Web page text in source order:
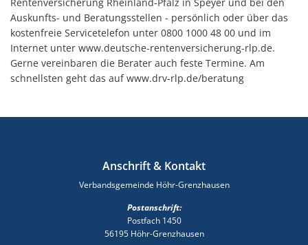
Auskunfts- und Beratungsstellen - persönlich oder über das
kostenfreie Servicetelefon unter 0800 1000 48 00 und im
Internet unter www.deutsche-rentenversicherung-rlp.de.
Gerne vereinbaren die Berater auch feste Termine. Am
schnellsten geht das auf www.drv-rlp.de/beratung
Anschrift & Kontakt
Verbandsgemeinde Höhr-Grenzhausen
Postanschrift:
Postfach 1450
56195 Höhr-Grenzhausen